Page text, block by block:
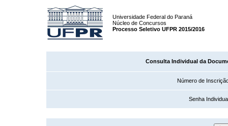
Universidade Federal do Paraná
Núcleo de Concursos
Processo Seletivo UFPR 2015/2016
Consulta Individual da
Número de
Senha